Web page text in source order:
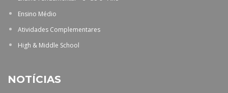
Ensino Médio
Atividades Complementares
High & Middle School
NOTÍCIAS